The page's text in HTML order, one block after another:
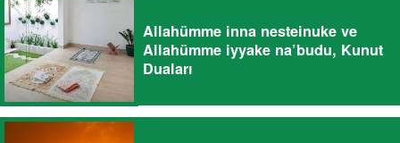
Allahümme inna nesteinuke ve
Allahümme iyyake na’budu, Kunut
Duaları